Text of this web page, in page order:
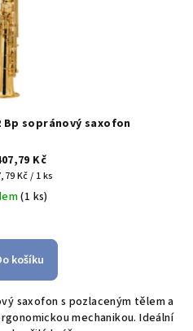
Bp sopránový saxofon
Kč
Kč / 1 ks
(1 ks)
košíku
saxofon s pozlaceným tělem a
mechanikou. Ideální